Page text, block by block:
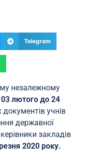
Telegram
незалежному
03 лютого до 24
учнів
державної
закладів
2020 року.